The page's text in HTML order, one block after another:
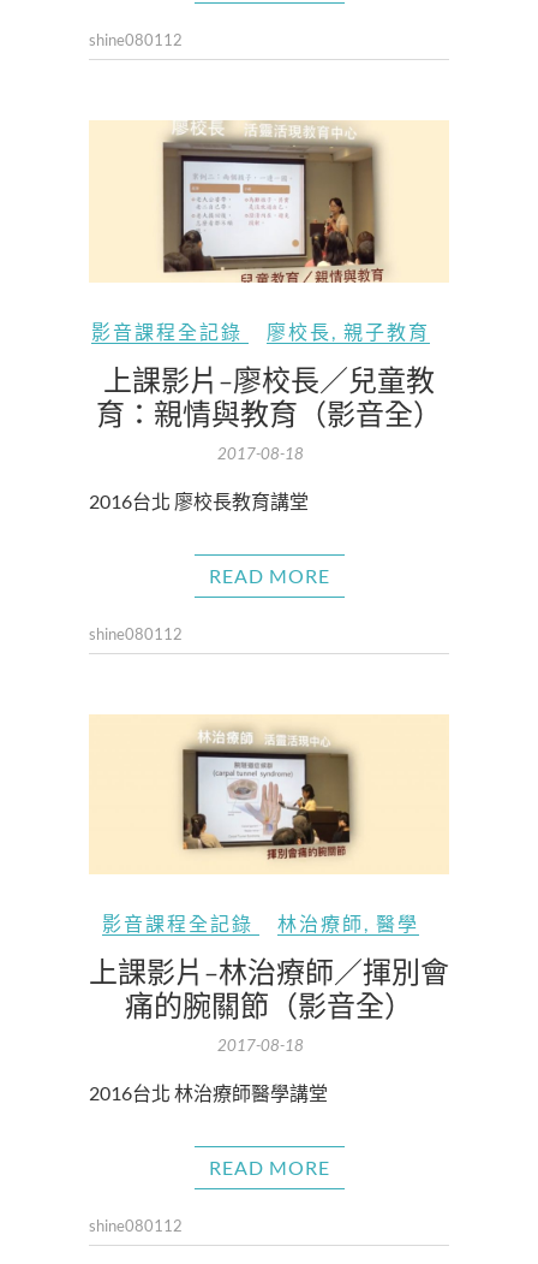
shine080112
影音課程全記錄 廖校長, 親子教育
上課影片-廖校長／兒童教
育：親情與教育（影音全）
2017-08-18
2016台北 廖校長教育講堂
READ MORE
shine080112
影音課程全記錄 林治療師, 醫學
上課影片-林治療師／揮別會
痛的腕關節（影音全）
2017-08-18
2016台北 林治療師醫學講堂
READ MORE
shine080112